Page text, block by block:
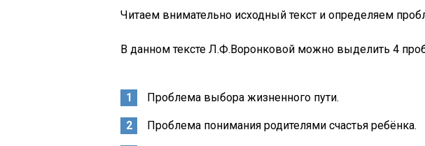
Читаем внимательно исходный текст и определяем
В данном тексте Л.Ф.Воронковой можно выделить 4
Проблема выбора жизненного пути.
Проблема понимания родителями счастья ребёнка.